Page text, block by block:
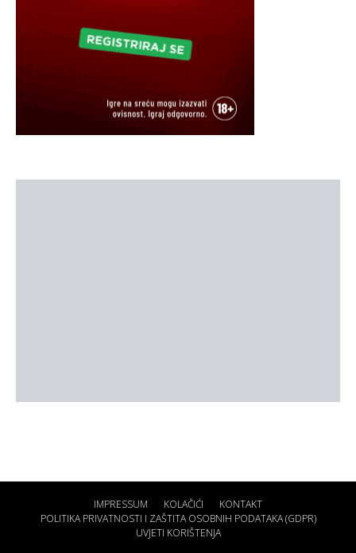
IMPRESSUM KOLAČIĆI
KONTAKT
POLITIKA PRIVATNOSTI I ZAŠTITA OSOBNIH PODATAKA (GDPR)
UVJETI KORIŠTENJA